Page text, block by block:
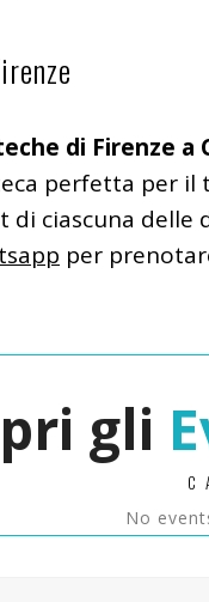
di Firenze a
perfetta per
ciascuna
per
gli
No